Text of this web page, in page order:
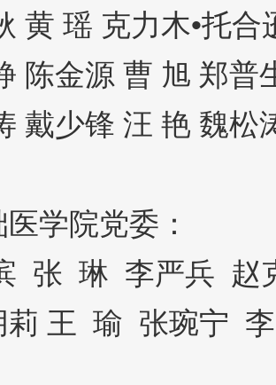
黄 瑶 克力木•托合
陈金源 曹 旭 郑普
戴少锋 汪 艳 魏松
学院党委：
张 琳 李严兵 赵
莉 王 瑜 张琬宁